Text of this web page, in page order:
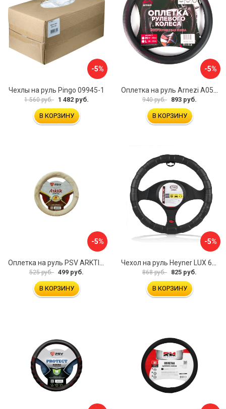
-5%
Чехлы на руль Pingo 09945-1
1 560 руб. 1 482 руб.
В КОРЗИНУ
-5%
940 руб. 893 руб.
В КОРЗИНУ
-5%
525 руб. 499 руб.
В КОРЗИНУ
-5%
868 руб. 825 руб.
В КОРЗИНУ